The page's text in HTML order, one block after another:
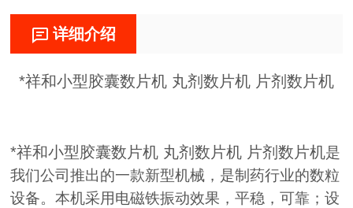
详细介绍
*祥和小型胶囊数片机 丸剂数片机 片剂数片机
*祥和小型胶囊数片机 丸剂数片机 片剂数片机是
我们公司推出的一款新型机械， 是制药行业的数粒
设备。本机采用电磁铁振动效果，平稳，可靠；设